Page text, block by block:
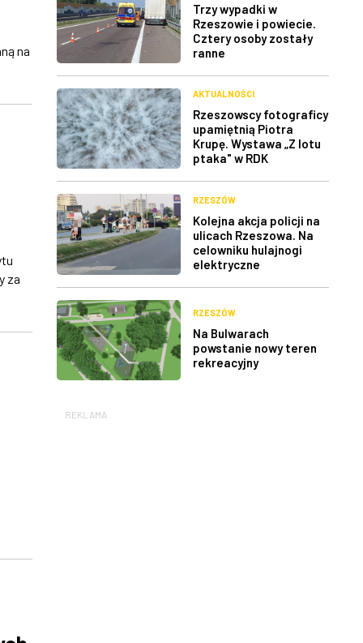
na
za
Trzy wypadki w
Rzeszowie i powiecie.
Cztery osoby zostały
ranne
AKTUALNOŚCI
Rzeszowscy fotograficy
upamiętnią Piotra
Krupę. Wystawa „Z lotu
ptaka" w RDK
RZESZÓW
Kolejna akcja policji na
ulicach Rzeszowa. Na
celowniku hulajnogi
elektryczne
RZESZÓW
Na Bulwarach
powstanie nowy teren
rekreacyjny
REKLAMA